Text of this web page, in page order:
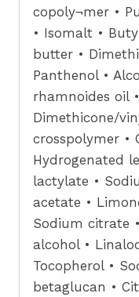
copoly¬mer •
• Isomalt •
butter •
Panthenol •
rhamnoides oil
Dimethicone/
crosspolymer •
Hydrogenated
lactylate •
acetate •
Sodium citrate
alcohol •
Tocopherol •
betaglucan •